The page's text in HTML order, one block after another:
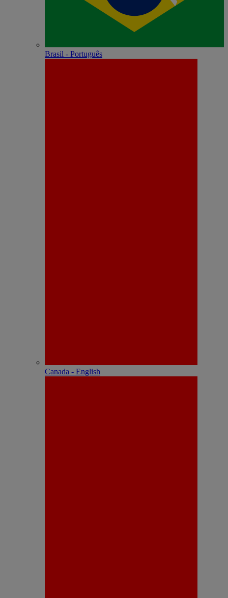
Brasil - Português
Canada - English